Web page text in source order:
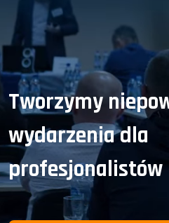
Tworzymy
wydarzenia dla
profesjonalistów